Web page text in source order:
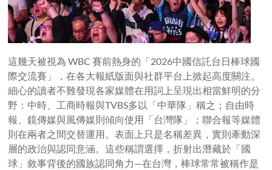
這幾天被視為 WBC 賽前熱身的「2026中國信託台日棒球國
際交流賽」，在各大報紙版面與社群平台上掀起高度關注。
細心的讀者不難發現各家媒體在用詞上呈現出相當鮮明的分
野：中時、工商時報與TVBS多以「中華隊」稱之；自由時
報、鏡傳媒與風傳媒則傾向使用「台灣隊」；聯合報等媒體
則在兩者之間交替運用。表面上只是名稱差異，實則牽動深
層的政治與認同意涵。這些稱謂選擇，折射出潛藏於「國
球」敘事背後的國族認同角力—在台灣，棒球常常被稱作是